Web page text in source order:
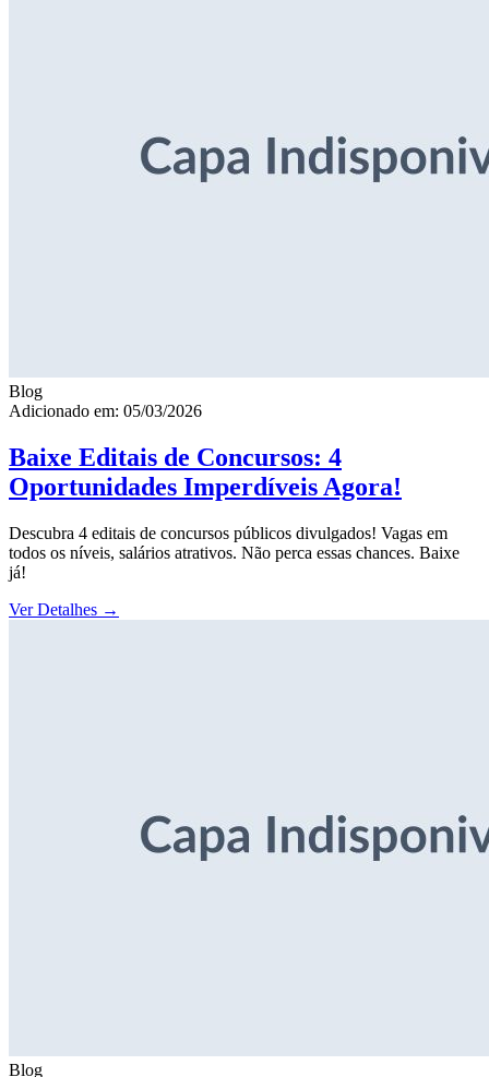
Blog
Adicionado em: 05/03/2026
Baixe Editais de Concursos: 4
Oportunidades Imperdíveis Agora!
Descubra 4 editais de concursos públicos divulgados! Vagas em
todos os níveis, salários atrativos. Não perca essas chances. Baixe
já!
Ver Detalhes →
Blog